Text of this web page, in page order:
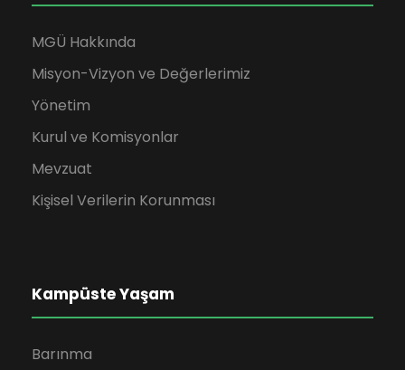
MGÜ Hakkında
Misyon-Vizyon ve Değerlerimiz
Yönetim
Kurul ve Komisyonlar
Mevzuat
Kişisel Verilerin Korunması
Kampüste Yaşam
Barınma